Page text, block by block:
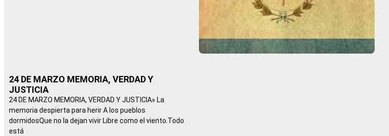
24 DE MARZO MEMORIA, VERDAD Y
JUSTICIA
24 DE MARZO MEMORIA, VERDAD Y JUSTICIA» La
memoria despierta para herir A los pueblos
dormidosQue no la dejan vivir Libre como el viento.Todo
está